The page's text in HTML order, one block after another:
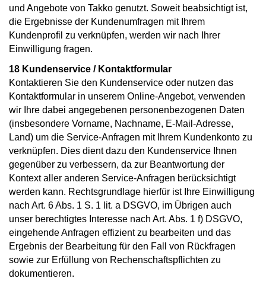
und Angebote von Takko genutzt. Soweit beabsichtigt ist,
die Ergebnisse der Kundenumfragen mit Ihrem
Kundenprofil zu verknüpfen, werden wir nach Ihrer
Einwilligung fragen.
18 Kundenservice / Kontaktformular
Kontaktieren Sie den Kundenservice oder nutzen das
Kontaktformular in unserem Online-Angebot, verwenden
wir Ihre dabei angegebenen personenbezogenen Daten
(insbesondere Vorname, Nachname, E-Mail-Adresse,
Land) um die Service-Anfragen mit Ihrem Kundenkonto zu
verknüpfen. Dies dient dazu den Kundenservice Ihnen
gegenüber zu verbessern, da zur Beantwortung der
Kontext aller anderen Service-Anfragen berücksichtigt
werden kann. Rechtsgrundlage hierfür ist Ihre Einwilligung
nach Art. 6 Abs. 1 S. 1 lit. a DSGVO, im Übrigen auch
unser berechtigtes Interesse nach Art. Abs. 1 f) DSGVO,
eingehende Anfragen effizient zu bearbeiten und das
Ergebnis der Bearbeitung für den Fall von Rückfragen
sowie zur Erfüllung von Rechenschaftspflichten zu
dokumentieren.